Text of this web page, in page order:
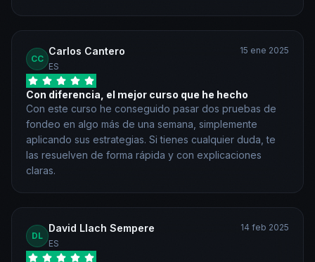
CC
Carlos Cantero
ES
15 ene 2025
Con diferencia, el mejor curso que he hecho
Con este curso he conseguido pasar dos pruebas de
fondeo en algo más de una semana, simplemente
aplicando sus estrategias. Si tienes cualquier duda, te
las resuelven de forma rápida y con explicaciones
claras.
DL
David Llach Sempere
ES
14 feb 2025